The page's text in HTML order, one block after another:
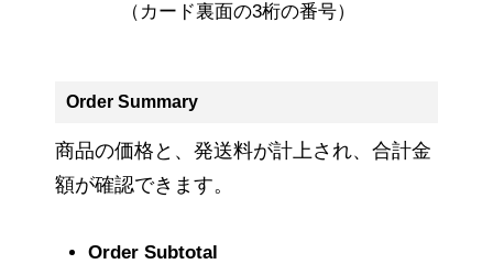
（カード裏面の3桁の番号）
Order Summary
商品の価格と、発送料が計上され、合計金
額が確認できます。
Order Subtotal